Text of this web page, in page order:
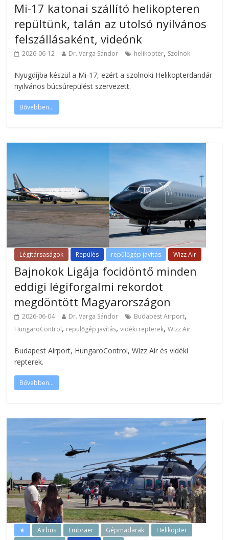
Mi-17 katonai szállító helikopteren
repültünk, talán az utolsó nyilvános
felszállásaként, videónk
2026-06-12 Dr. Varga Sándor helikopter, Szolnok
Nyugdíjba készül a Mi-17, ezért a szolnoki Helikopterdandár
nyilvános búcsúrepülést szervezett.
Bővebben...
Légitársaságok Repülés repülőgép javítás Wizz Air
Bajnokok Ligája focidöntő minden
eddigi légiforgalmi rekordot
megdöntött Magyarországon
2026-06-04 Dr. Varga Sándor Budapest Airport,
HungaroControl, repülőgép javítás,vidéki repterek,Wizz Air
Budapest Airport, HungaroControl, Wizz Air és vidéki
repterek.
Bővebben...
★ Airbus Embraer Gépmadarak
Helikopter